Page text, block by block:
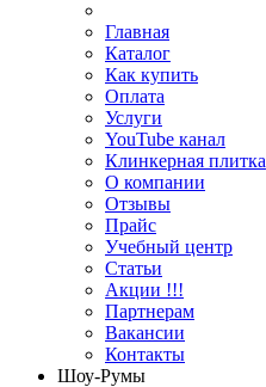
Главная
Каталог
Как купить
Оплата
Услуги
YouTube канал
Клинкерная плитка
О компании
Отзывы
Прайс
Учебный центр
Статьи
Акции !!!
Партнерам
Вакансии
Контакты
Шоу-Румы